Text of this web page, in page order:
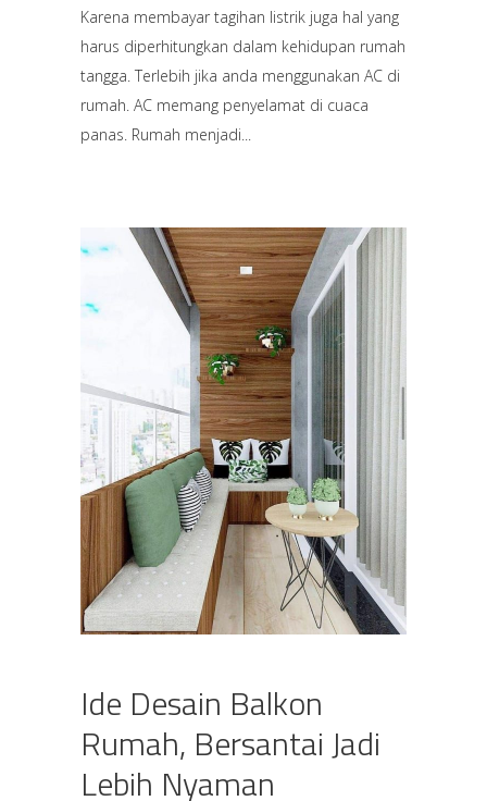
Karena membayar tagihan listrik juga hal yang
harus diperhitungkan dalam kehidupan rumah
tangga. Terlebih jika anda menggunakan AC di
rumah. AC memang penyelamat di cuaca
panas. Rumah menjadi
Ide Desain Balkon
Rumah, Bersantai Jadi
Lebih Nyaman